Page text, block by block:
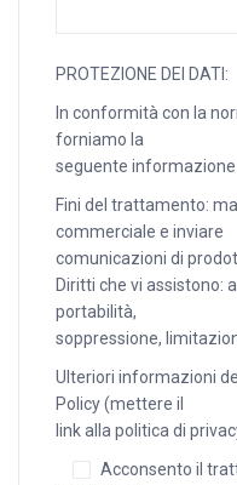
PROTEZIONE DEI DATI:
In conformità con la
forniamo la
seguente
Fini del trattamento:
commerciale e inviare
comunicazioni di
Diritti che vi assistono:
portabilità,
soppressione,
Ulteriori informazioni
Policy (mettere il
link alla politica di
Acconsento il